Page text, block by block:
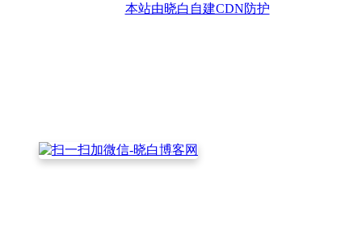
本站由晓白自建CDN防护